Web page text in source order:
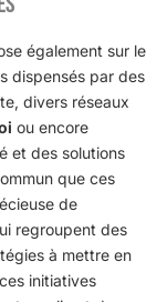
également sur le
dispensés par des
divers réseaux
ou encore
et des solutions
que ces
de
regroupent des
à mettre en
initiatives